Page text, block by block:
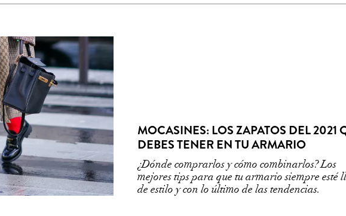
MOCASINES: LOS ZAPATOS DEL 2021
DEBES TENER EN TU ARMARIO
¿Dónde comprarlos y cómo combinarlos? Los
mejores tips para que tu armario siempre esté
de estilo y con lo último de las tendencias.